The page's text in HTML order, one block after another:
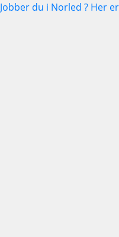
Jobber du i Norled ? Her